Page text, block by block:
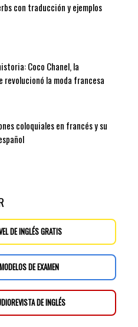
con traducción y ejemplos
Coco Chanel, la
revolucionó la moda francesa
coloquiales en francés y su
DE INGLÉS GRATIS
DE EXAMEN
DE INGLÉS